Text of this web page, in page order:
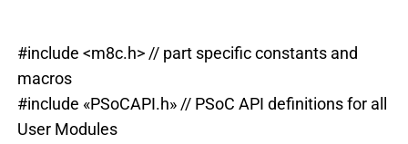
#include <m8c.h> // part specific constants and
macros
#include «PSoCAPI.h» // PSoC API definitions for all
User Modules